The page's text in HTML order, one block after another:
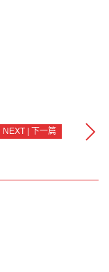
NEXT | 下一篇